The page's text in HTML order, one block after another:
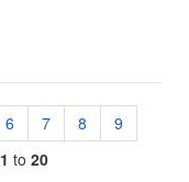
6 7 8
9
1 to 20